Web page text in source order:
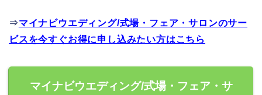
⇒マイナビウエディング/式場・フェア・サロンのサー
ビスを今すぐお得に申し込みたい方はこちら
マイナビウエディング/式場・フェア・サ